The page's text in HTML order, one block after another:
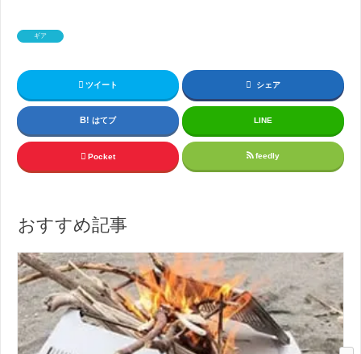
ギア
ツイート シェア
はてブ LINE
Pocket feedly
おすすめ記事